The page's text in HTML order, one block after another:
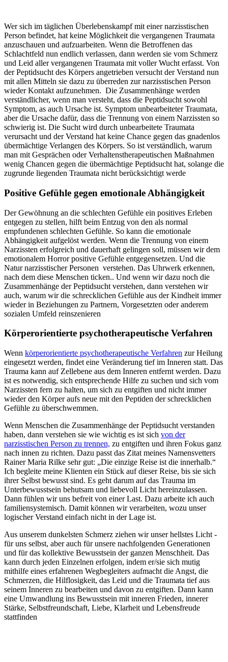
Wer sich im täglichen Überlebenskampf mit einer narzisstischen
Person befindet, hat keine Möglichkeit die vergangenen Traumata
anzuschauen und aufzuarbeiten. Wenn die Betroffenen das
Schlachtfeld nun endlich verlassen, dann werden sie vom Schmerz
und Leid aller vergangenen Traumata mit voller Wucht erfasst. Von
der Peptidsucht des Körpers angetrieben versucht der Verstand nun
mit allen Mitteln sie dazu zu überreden zur narzisstischen Person
wieder Kontakt aufzunehmen. Die Zusammenhänge werden
verständlicher, wenn man versteht, dass die Peptidsucht sowohl
Symptom, as auch Ursache ist. Symptom unbearbeiteter Traumata,
aber die Ursache dafür, dass die Trennung von einem Narzissten so
schwierig ist. Die Sucht wird durch unbearbeitete Traumata
verursacht und der Verstand hat keine Chance gegen das gnadenlos
übermächtige Verlangen des Körpers. So ist verständlich, warum
man mit Gesprächen oder Verhaltenstherapeutischen Maßnahmen
wenig Chancen gegen die übermächtige Peptidsucht hat, solange die
zugrunde liegenden Traumata nicht berücksichtigt werde
Positive Gefühle gegen emotionale Abhängigkeit
Der Gewöhnung an die schlechten Gefühle ein positives Erleben
entgegen zu stellen, hilft beim Entzug von den als normal
empfundenen schlechten Gefühle. So kann die emotionale
Abhängigkeit aufgelöst werden. Wenn die Trennung von einem
Narzissten erfolgreich und dauerhaft gelingen soll, müssen wir dem
emotionalem Horror positive Gefühle entgegensetzen. Und die
Natur narzisstischer Personen verstehen. Das Uhrwerk erkennen,
nach dem diese Menschen ticken.. Und wenn wir dazu noch die
Zusammenhänge der Peptidsucht verstehen, dann verstehen wir
auch, warum wir die schrecklichen Gefühle aus der Kindheit immer
wieder in Beziehungen zu Partnern, Vorgesetzten oder anderem
sozialen Umfeld reinszenieren
Körperorientierte psychotherapeutische Verfahren
Wenn körperorientierte psychotherapeutische Verfahren zur Heilung
eingesetzt werden, findet eine Veränderung tief im Inneren statt. Das
Trauma kann auf Zellebene aus dem Inneren entfernt werden. Dazu
ist es notwendig, sich entsprechende Hilfe zu suchen und sich vom
Narzissten fern zu halten, um sich zu entgiften und nicht immer
wieder den Körper aufs neue mit den Peptiden der schrecklichen
Gefühle zu überschwemmen.
Wenn Menschen die Zusammenhänge der Peptidsucht verstanden
haben, dann verstehen sie wie wichtig es ist sich von der
narzisstischen Person zu trennen, zu entgiften und ihren Fokus ganz
nach innen zu richten. Dazu passt das Zitat meines Namensvetters
Rainer Maria Rilke sehr gut: „Die einzige Reise ist die innerhalb.“
Ich begleite meine Klienten ein Stück auf dieser Reise, bis sie sich
ihrer Selbst bewusst sind. Es geht darum auf das Trauma im
Unterbewusstsein behutsam und liebevoll Licht hereinzulassen.
Dann fühlen wir uns befreit von einer Last. Dazu arbeite ich auch
familiensystemisch. Damit können wir verarbeiten, wozu unser
logischer Verstand einfach nicht in der Lage ist.
Aus unserem dunkelsten Schmerz ziehen wir unser hellstes Licht -
für uns selbst, aber auch für unsere nachfolgenden Generationen
und für das kollektive Bewusstsein der ganzen Menschheit. Das
kann durch jeden Einzelnen erfolgen, indem er/sie sich mutig
mithilfe eines erfahrenen Wegbegleiters aufmacht die Angst, die
Schmerzen, die Hilflosigkeit, das Leid und die Traumata tief aus
seinem Inneren zu bearbeiten und davon zu entgiften. Dann kann
eine Umwandlung ins Bewusstsein mit inneren Frieden, innerer
Stärke, Selbstfreundschaft, Liebe, Klarheit und Lebensfreude
stattfinden